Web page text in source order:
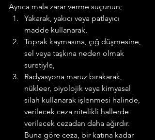
Ayrıca mala zarar verme suçunun;
Yakarak, yakıcı veya patlayıcı
madde kullanarak,
Toprak kaymasına, çığ düşmesine,
sel veya taşkına neden olmak
suretiyle,
Radyasyona maruz bırakarak,
nükleer, biyolojik veya kimyasal
silah kullanarak işlenmesi halinde,
verilecek ceza nitelikli hallerde
verilecek cezadan daha ağırdır.
Buna göre ceza, bir katına kadar